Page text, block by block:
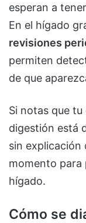
esperan a
En el hígado
revisiones
permiten
de que
Si notas que
digestión está
sin explicación
momento para
hígado.
Cómo se